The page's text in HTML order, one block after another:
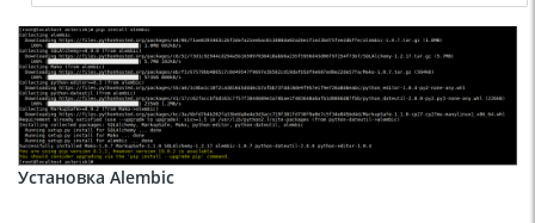
Установка Alembic